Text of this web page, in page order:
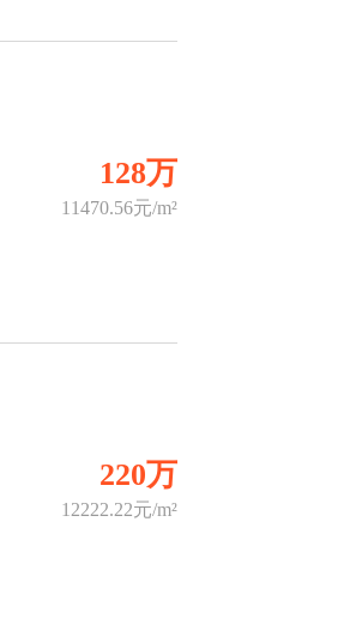
128万
11470.56元/m²
220万
12222.22元/m²